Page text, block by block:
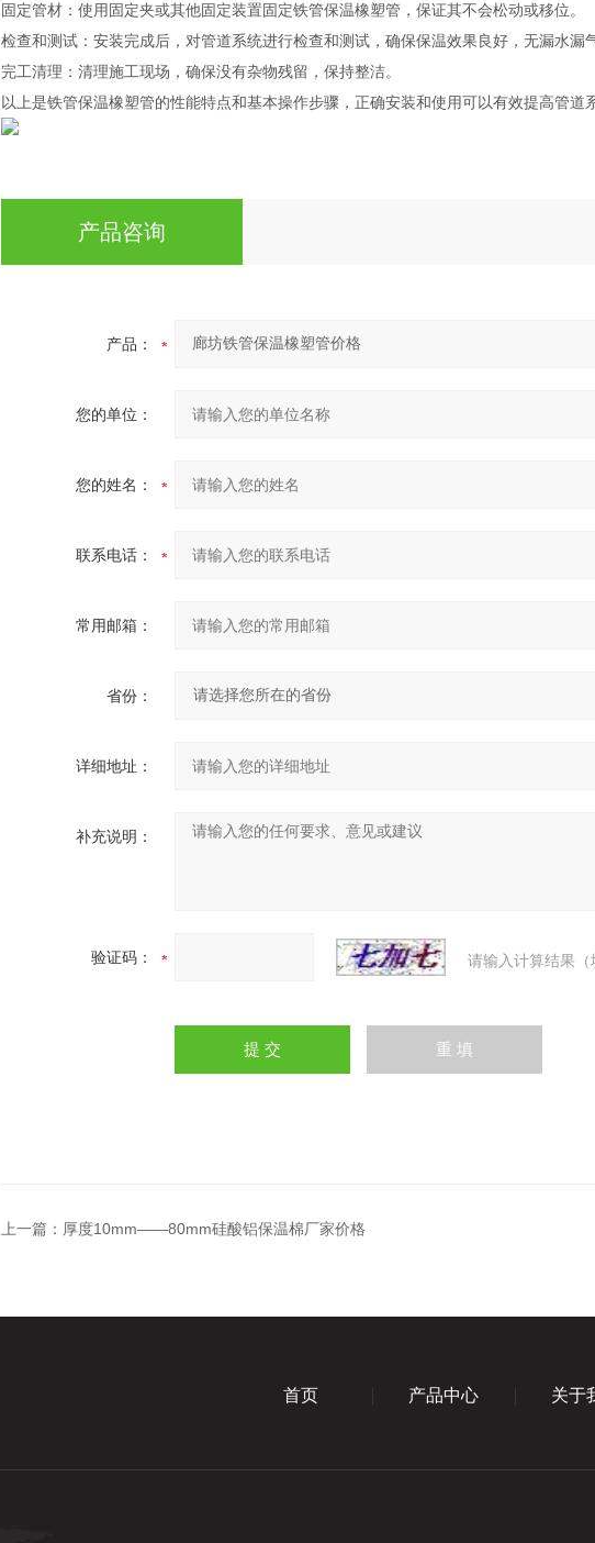
固定管材：使用固定夹或其他固定装置固定铁管保温橡塑管，保证其不会松动或移位。
检查和测试：安装完成后，对管道系统进行检查和测试，确保保温效果良好，无漏水漏
完工清理：清理施工现场，确保没有杂物残留，保持整洁。
以上是铁管保温橡塑管的性能特点和基本操作步骤，正确安装和使用可以有效提高管道
产品咨询
产品：
您的单位：
您的姓名：
联系电话：
常用邮箱：
省份：
详细地址：
补充说明：
验证码： 请输入计算结果
上一篇： 厚度10mm——80mm硅酸铝保温棉厂家价格
首页 产品中心 关于